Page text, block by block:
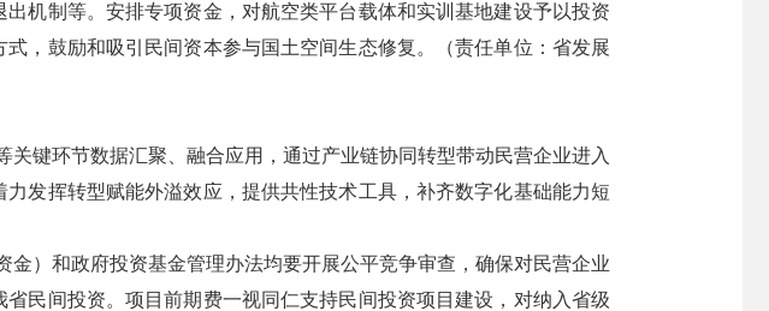
机制等。安排专项资金，对航空类平台载体和实训基地建设予以投资
，鼓励和吸引民间资本参与国土空间生态修复。（责任单位：省发展
键环节数据汇聚、融合应用，通过产业链协同转型带动民营企业进入
发挥转型赋能外溢效应，提供共性技术工具，补齐数字化基础能力短
）和政府投资基金管理办法均要开展公平竞争审查，确保对民营企业
民间投资。项目前期费一视同仁支持民间投资项目建设，对纳入省级